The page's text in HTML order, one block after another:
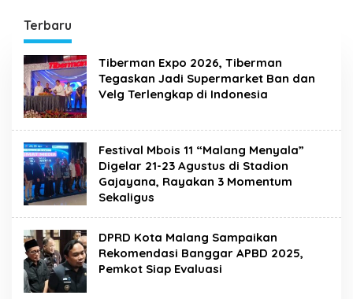
Lanjut Perbaikan Tata
Kelola Pemda oleh KPK
Terbaru
Tiberman Expo 2026, Tiberman
Tegaskan Jadi Supermarket Ban dan
Velg Terlengkap di Indonesia
Festival Mbois 11 “Malang Menyala”
Digelar 21-23 Agustus di Stadion
Gajayana, Rayakan 3 Momentum
Sekaligus
DPRD Kota Malang Sampaikan
Rekomendasi Banggar APBD 2025,
Pemkot Siap Evaluasi